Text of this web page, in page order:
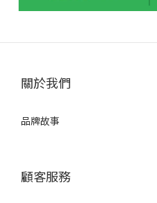
關於我們
品牌故事
顧客服務